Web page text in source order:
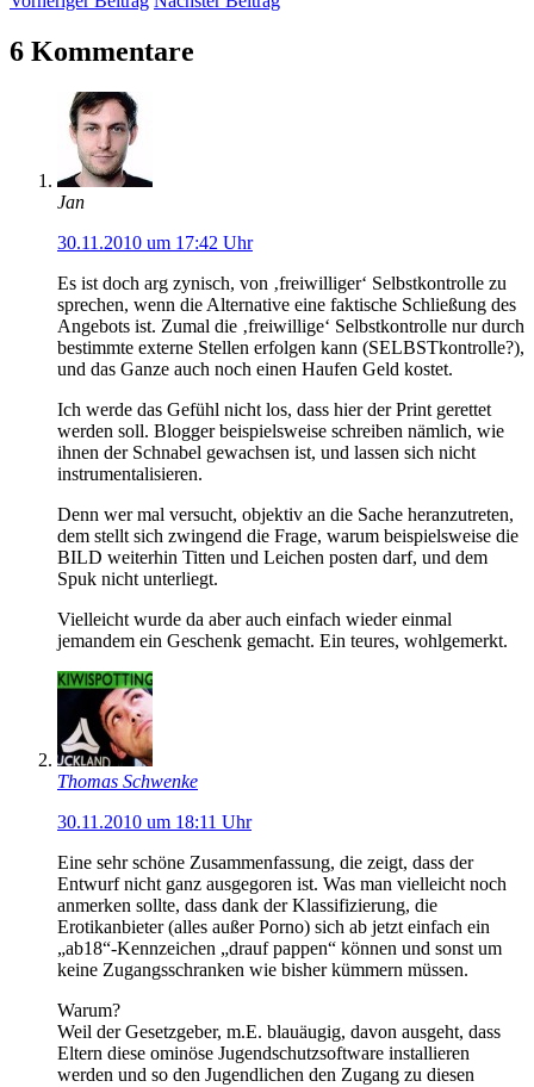
6 Kommentare
Jan
30.11.2010 um 17:42 Uhr
Es ist doch arg zynisch, von ‚freiwilliger‘ Selbstkontrolle zu
sprechen, wenn die Alternative eine faktische Schließung des
Angebots ist. Zumal die ‚freiwillige‘ Selbstkontrolle nur durch
bestimmte externe Stellen erfolgen kann (SELBSTkontrolle?),
und das Ganze auch noch einen Haufen Geld kostet.
Ich werde das Gefühl nicht los, dass hier der Print gerettet
werden soll. Blogger beispielsweise schreiben nämlich, wie
ihnen der Schnabel gewachsen ist, und lassen sich nicht
instrumentalisieren.
Denn wer mal versucht, objektiv an die Sache heranzutreten,
dem stellt sich zwingend die Frage, warum beispielsweise die
BILD weiterhin Titten und Leichen posten darf, und dem
Spuk nicht unterliegt.
Vielleicht wurde da aber auch einfach wieder einmal
jemandem ein Geschenk gemacht. Ein teures, wohlgemerkt.
Thomas Schwenke
30.11.2010 um 18:11 Uhr
Eine sehr schöne Zusammenfassung, die zeigt, dass der
Entwurf nicht ganz ausgegoren ist. Was man vielleicht noch
anmerken sollte, dass dank der Klassifizierung, die
Erotikanbieter (alles außer Porno) sich ab jetzt einfach ein
„ab18“-Kennzeichen „drauf pappen“ können und sonst um
keine Zugangsschranken wie bisher kümmern müssen.
Warum?
Weil der Gesetzgeber, m.E. blauäugig, davon ausgeht, dass
Eltern diese ominöse Jugendschutzsoftware installieren
werden und so den Jugendlichen den Zugang zu diesen